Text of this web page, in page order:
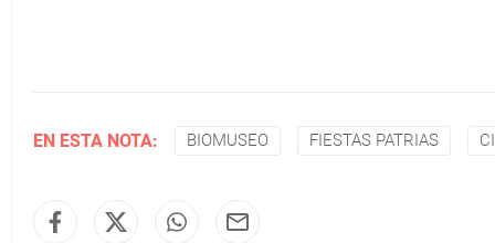
EN ESTA NOTA: BIOMUSEO FIESTAS PATRIAS